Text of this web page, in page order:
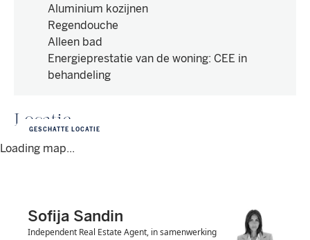
Aluminium kozijnen
Regendouche
Alleen bad
Energieprestatie van de woning: CEE in
behandeling
Locatie
Loading map...
GESCHATTE LOCATIE
Sofija Sandin
Independent Real Estate Agent, in samenwerking